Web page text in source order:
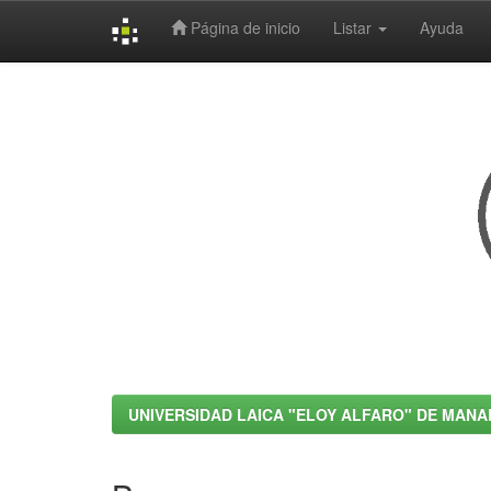
Página de inicio Listar Ayuda
UNIVERSIDAD LAICA "ELOY ALFARO" DE